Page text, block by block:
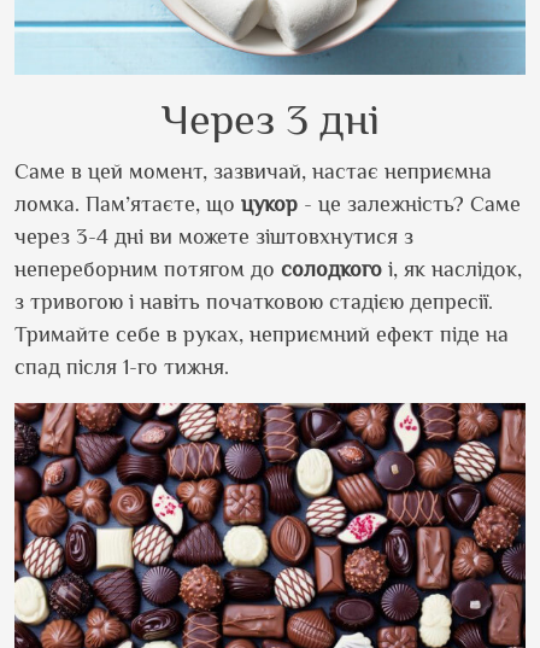
Через 3 дні
Саме в цей момент, зазвичай, настає неприємна
ломка. Пам’ятаєте, що цукор - це залежність? Саме
через 3-4 дні ви можете зіштовхнутися з
непереборним потягом до солодкого і, як наслідок,
з тривогою і навіть початковою стадією депресії.
Тримайте себе в руках, неприємний ефект піде на
спад після 1-го тижня.